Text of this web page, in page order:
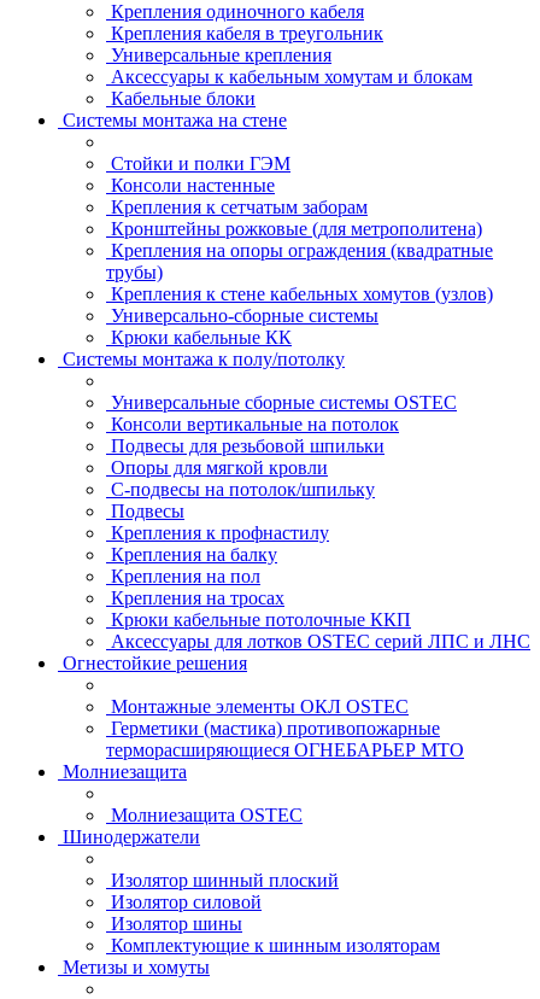
Крепления одиночного кабеля
Крепления кабеля в треугольник
Универсальные крепления
Аксессуары к кабельным хомутам и блокам
Кабельные блоки
Системы монтажа на стене
Стойки и полки ГЭМ
Консоли настенные
Крепления к сетчатым заборам
Кронштейны рожковые (для метрополитена)
Крепления на опоры ограждения (квадратные
трубы)
Крепления к стене кабельных хомутов (узлов)
Универсально-сборные системы
Крюки кабельные КК
Системы монтажа к полу/потолку
Универсальные сборные системы OSTEC
Консоли вертикальные на потолок
Подвесы для резьбовой шпильки
Опоры для мягкой кровли
С-подвесы на потолок/шпильку
Подвесы
Крепления к профнастилу
Крепления на балку
Крепления на пол
Крепления на тросах
Крюки кабельные потолочные ККП
Аксессуары для лотков OSTEC серий ЛПС и ЛНС
Огнестойкие решения
Монтажные элементы ОКЛ OSTEC
Герметики (мастика) противопожарные
терморасширяющиеся ОГНЕБАРЬЕР МТО
Молниезащита
Молниезащита OSTEC
Шинодержатели
Изолятор шинный плоский
Изолятор силовой
Изолятор шины
Комплектующие к шинным изоляторам
Метизы и хомуты